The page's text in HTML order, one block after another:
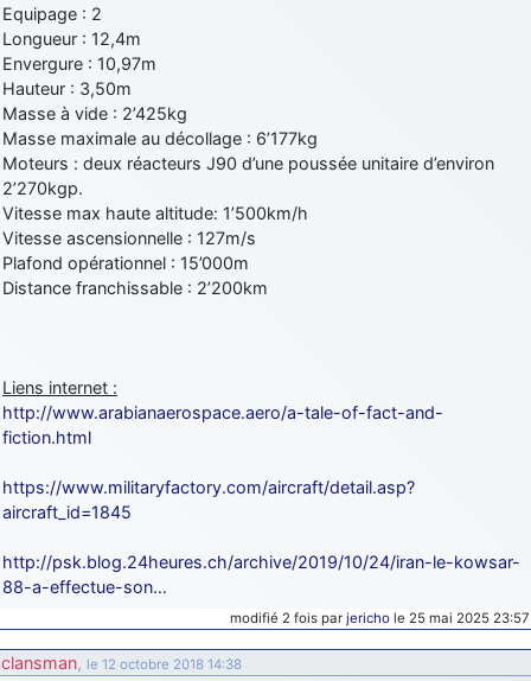
Equipage : 2
Longueur : 12,4m
Envergure : 10,97m
Hauteur : 3,50m
Masse à vide : 2’425kg
Masse maximale au décollage : 6’177kg
Moteurs : deux réacteurs J90 d’une poussée unitaire d’environ
2’270kgp.
Vitesse max haute altitude: 1’500km/h
Vitesse ascensionnelle : 127m/s
Plafond opérationnel : 15’000m
Distance franchissable : 2’200km
Liens internet :
http://www.arabianaerospace.aero/a-tale-of-fact-and-
fiction.html
https://www.militaryfactory.com/aircraft/detail.asp?
aircraft_id=1845
http://psk.blog.24heures.ch/archive/2019/10/24/iran-le-kowsar-
88-a-effectue-son…
modifié 2 fois par jericho le 25 mai 2025 23:57
clansman, le 12 octobre 2018 14:38